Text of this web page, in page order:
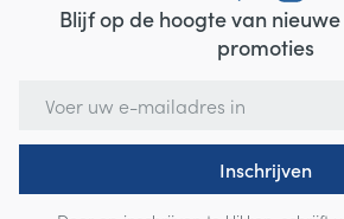
Blijf op de hoogte van
promoties
Inschrijven